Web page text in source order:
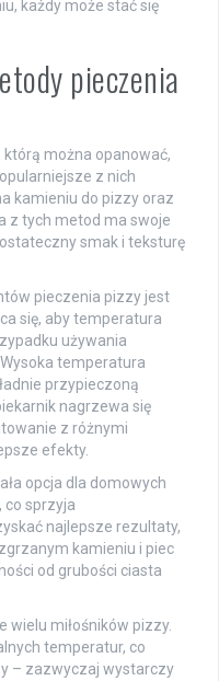
każdy może stać się
pieczenia
można opanować,
z nich
kamieniu do pizzy oraz
z tych metod ma swoje
smak i teksturę
pieczenia pizzy jest
się, aby temperatura
używania
temperatura
przypieczoną
nagrzewa się
z różnymi
efekty.
opcja dla domowych
co sprzyja
najlepsze rezultaty,
kamieniu i piec
od grubości ciasta
wielu miłośników pizzy.
temperatur, co
– zazwyczaj wystarczy